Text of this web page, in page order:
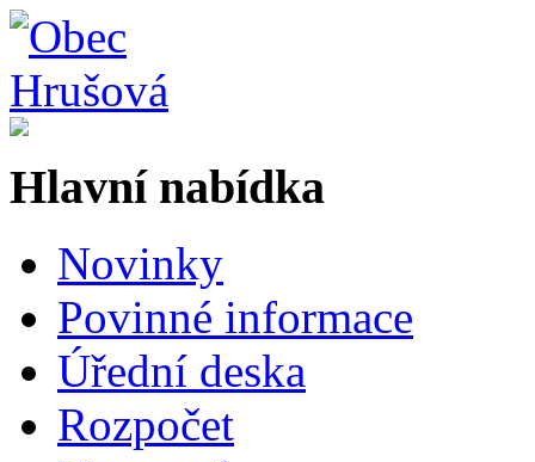
Hlavní nabídka
Novinky
Povinné informace
Úřední deska
Rozpočet